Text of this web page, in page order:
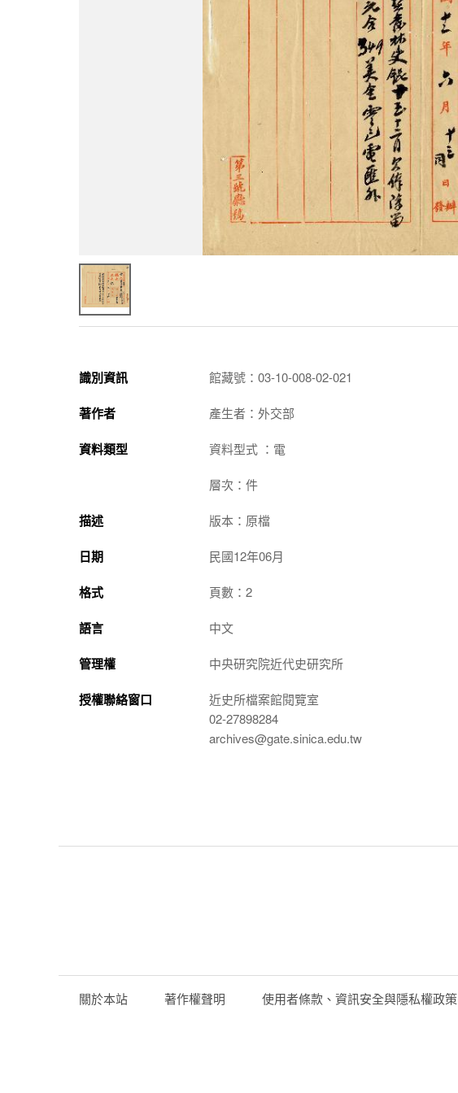
識別資訊 館藏號：03-10-008-02-021
著作者 產生者：外交部
資料類型 資料型式 ：電
層次：件
描述 版本：原檔
日期 民國12年06月
格式 頁數：2
語言 中文
管理權 中央研究院近代史研究所
授權聯絡窗口
近史所檔案館閱覽室
02-27898284
archives@gate.sinica.edu.tw
關於本站 著作權聲明 使用者條款、資訊安全與隱私權政策